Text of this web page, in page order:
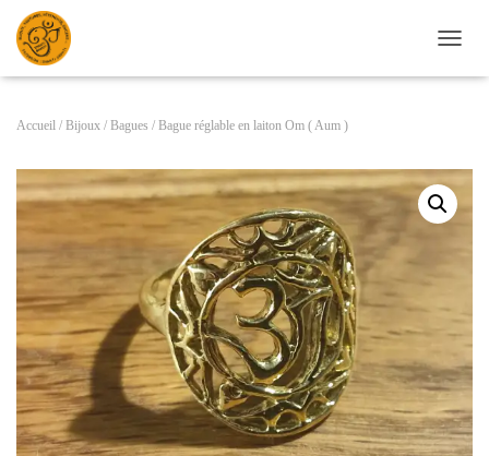
É
L
A
G
T
I
O
N
Accueil / Bijoux / Bagues / Bague réglable en laiton Om ( Aum )